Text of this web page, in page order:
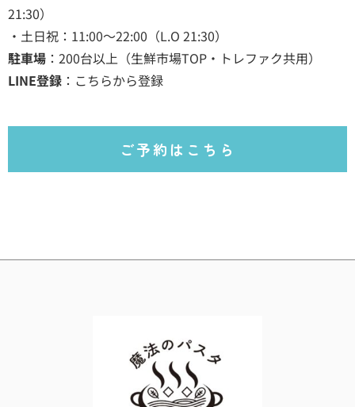
21:30）
・土日祝：11:00～22:00（L.O 21:30）
駐車場 ：200台以上（生鮮市場TOP・トレファク共用）
LINE登録 ： こちらから登録
ご予約はこちら